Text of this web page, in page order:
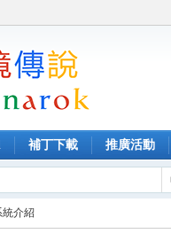
補丁下載 推廣活動
統介紹